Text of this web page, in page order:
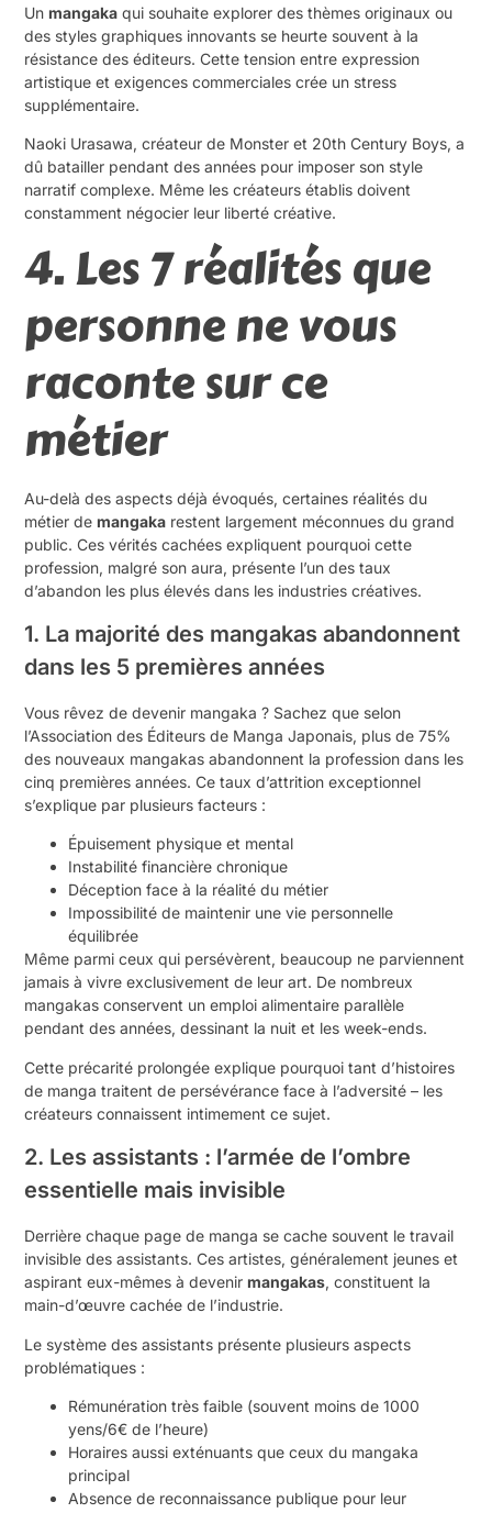
Unmangaka qui souhaite explorer des thèmes originaux ou
des styles graphiques innovants se heurte souvent à la
résistance des éditeurs. Cette tension entre expression
artistique et exigences commerciales crée un stress
supplémentaire.
Naoki Urasawa, créateur de Monster et 20th Century Boys, a
dû batailler pendant des années pour imposer son style
narratif complexe. Même les créateurs établis doivent
constamment négocier leur liberté créative.
4. Les 7 réalités que
personne ne vous
raconte sur ce
métier
Au-delà des aspects déjà évoqués, certaines réalités du
métier demangaka restent largement méconnues du grand
public. Ces vérités cachées expliquent pourquoi cette
profession, malgré son aura, présente l’un des taux
d’abandon les plus élevés dans les industries créatives.
1. La majorité des mangakas abandonnent
dans les 5 premières années
Vous rêvez de devenir mangaka ? Sachez que selon
l’Association des Éditeurs de Manga Japonais, plus de 75%
des nouveaux mangakas abandonnent la profession dans les
cinq premières années. Ce taux d’attrition exceptionnel
s’explique par plusieurs facteurs :
Épuisement physique et mental
Instabilité financière chronique
Déception face à la réalité du métier
Impossibilité de maintenir une vie personnelle
équilibrée
Même parmi ceux qui persévèrent, beaucoup ne parviennent
jamais à vivre exclusivement de leur art. De nombreux
mangakas conservent un emploi alimentaire parallèle
pendant des années, dessinant la nuit et les week-ends.
Cette précarité prolongée explique pourquoi tant d’histoires
de manga traitent de persévérance face à l’adversité – les
créateurs connaissent intimement ce sujet.
2. Les assistants : l’armée de l’ombre
essentielle mais invisible
Derrière chaque page de manga se cache souvent le travail
invisible des assistants. Ces artistes, généralement jeunes et
aspirant eux-mêmes à devenirmangakas, constituent la
main-d’œuvre cachée de l’industrie.
Le système des assistants présente plusieurs aspects
problématiques :
Rémunération très faible (souvent moins de 1000
yens/6€ de l’heure)
Horaires aussi exténuants que ceux du mangaka
principal
Absence de reconnaissance publique pour leur